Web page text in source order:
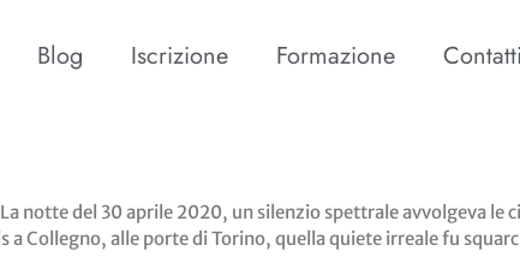
Blog Iscrizione Formazione Contatti
del 30 aprile 2020, un silenzio spettrale avvolgeva le
Collegno, alle porte di Torino, quella quiete irreale fu